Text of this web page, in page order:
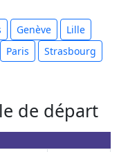
Genève
Lille
Paris
Strasbourg
de départ